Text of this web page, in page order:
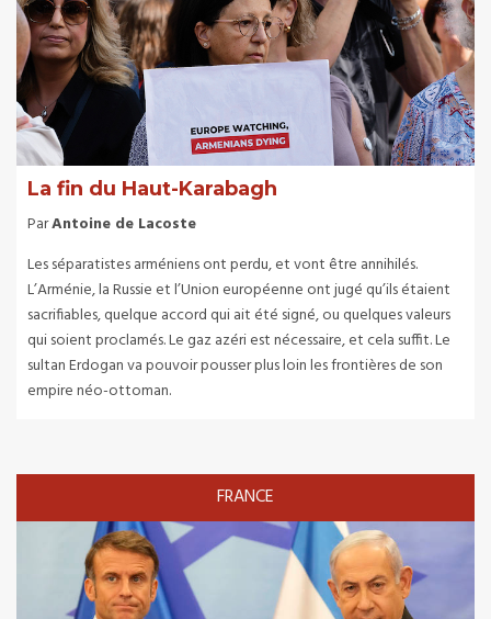
La fin du Haut-Karabagh
ParAntoine de Lacoste
Les séparatistes arméniens ont perdu, et vont être annihilés.
L’Arménie, la Russie et l’Union européenne ont jugé qu’ils étaient
sacrifiables, quelque accord qui ait été signé, ou quelques valeurs
qui soient proclamés. Le gaz azéri est nécessaire, et cela suffit. Le
sultan Erdogan va pouvoir pousser plus loin les frontières de son
empire néo-ottoman.
FRANCE